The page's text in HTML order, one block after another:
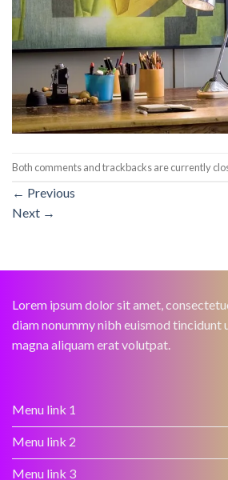
Both comments and trackbacks are currently
← Previous
Next →
Lorem ipsum dolor sit amet,
diam nonummy nibh euismod tincidunt
magna aliquam erat volutpat.
Menu link 1
Menu link 2
Menu link 3